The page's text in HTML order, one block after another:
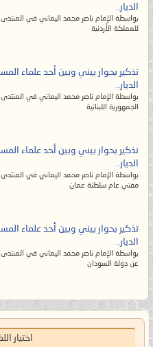
ينتسبون إليها
يسلم الناس من
والمُسلم من
الضعيف فلا يبقى
لهم ومن القرآن
ويتخذونه
تأويله إلا الله!
ولكنهم معرضون
الواضحات
عنهنّ فيتبع ظاهر
قلبه
وأما السّنة
والبدعة سُنَّةً؛ أي
باطلاً والباطل
لمُحكم
عُلماؤهم عن الحقّ
الديار..
بواسطة الإمام ناصر محمد اليماني في
للمملكة الأردنية
تذكير بحوار بيني وبين أحد علماء
الديار..
بواسطة الإمام ناصر محمد اليماني في
الجمهورية اللبنانية
تذكير بحوار بيني وبين أحد علماء
الديار..
بواسطة الإمام ناصر محمد اليماني في
مفتي عام سلطنة عمان
تذكير بحوار بيني وبين أحد علماء
الديار..
بواسطة الإمام ناصر محمد اليماني في
عن دولة السودان
اختيار